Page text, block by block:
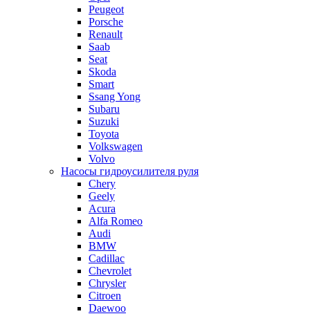
Peugeot
Porsche
Renault
Saab
Seat
Skoda
Smart
Ssang Yong
Subaru
Suzuki
Toyota
Volkswagen
Volvo
Насосы гидроусилителя руля
Chery
Geely
Acura
Alfa Romeo
Audi
BMW
Cadillac
Chevrolet
Chrysler
Citroen
Daewoo